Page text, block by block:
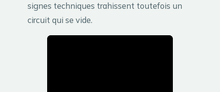
signes techniques trahissent toutefois un
circuit qui se vide.